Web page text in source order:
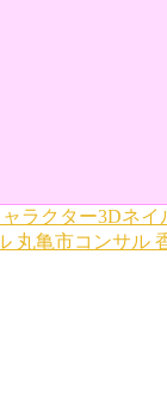
ャラクター3Dネイ
丸亀市コンサル